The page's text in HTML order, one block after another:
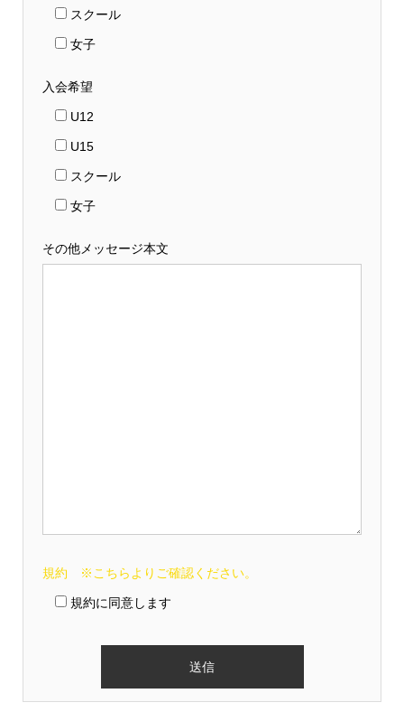
スクール
女子
入会希望
U12
U15
スクール
女子
その他メッセージ本文
規約 ※こちらよりご確認ください。
規約に同意します